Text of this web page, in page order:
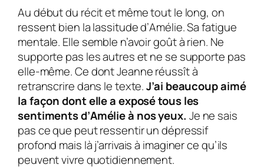
Au début du récit et même tout le long, on
ressent bien la lassitude d’Amélie. Sa fatigue
mentale. Elle semble n’avoir goût à rien. Ne
supporte pas les autres et ne se supporte pas
elle-même. Ce dont Jeanne réussît à
retranscrire dans le texte.J’ai beaucoup aimé
la façon dont elle a exposé tous les
sentiments d’Amélieà nos yeux. Je ne sais
pas ce que peut ressentir un dépressif
profond mais là j’arrivais à imaginer ce qu’ils
peuvent vivre quotidiennement.